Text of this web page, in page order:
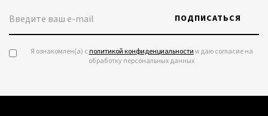
ПОДПИСАТЬСЯ
Я ознакомлен(а) сполитикой конфиденциальности и даю согласие на
обработку персональных данных